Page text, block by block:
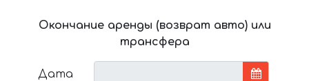
Окончание аренды (возврат авто) или
трансфера
Дата